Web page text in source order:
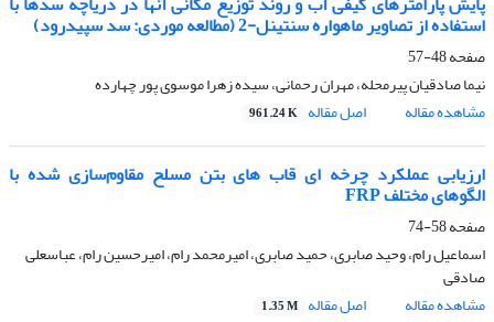
استفاده از تصاویر ماهواره سنتینل-2 (مطالعه موردی: سد سپیدرود)
صفحه48-57
نیما صادقیان پیرمحله، مهران رحمانی، سیده زهرا موسوی پور چهارده
مشاهده مقاله
اصل مقاله 961.24 K
ارزیابی عملکرد چرخه ای قاب های بتن مسلح مقاوم‌سازی شده با
الگوهای مختلف FRP
صفحه58-74
اسماعیل رام، وحید صابری، حمید صابری، امیرمحمد رام، امیرحسین رام، عباسعلی
صادقی
مشاهده مقاله
اصل مقاله 1.35 M